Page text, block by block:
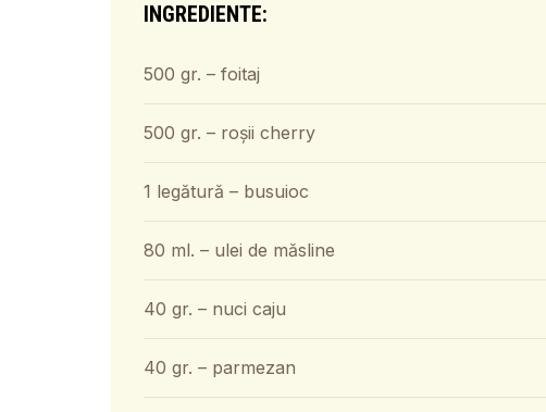
INGREDIENTE:
500 gr. – foitaj
500 gr. – roșii cherry
1 legătură – busuioc
80 ml. – ulei de măsline
40 gr. – nuci caju
40 gr. – parmezan